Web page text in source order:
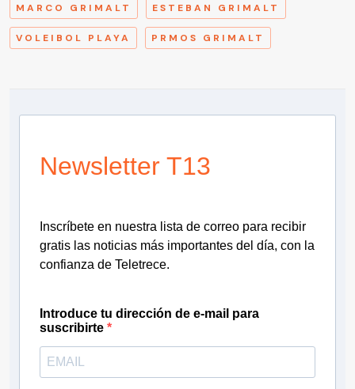
MARCO GRIMALT ESTEBAN GRIMALT
VOLEIBOL PLAYA PRMOS GRIMALT
Newsletter T13
Inscríbete en nuestra lista de correo para recibir
gratis las noticias más importantes del día, con la
confianza de Teletrece.
Introduce tu dirección de e-mail para
suscribirte